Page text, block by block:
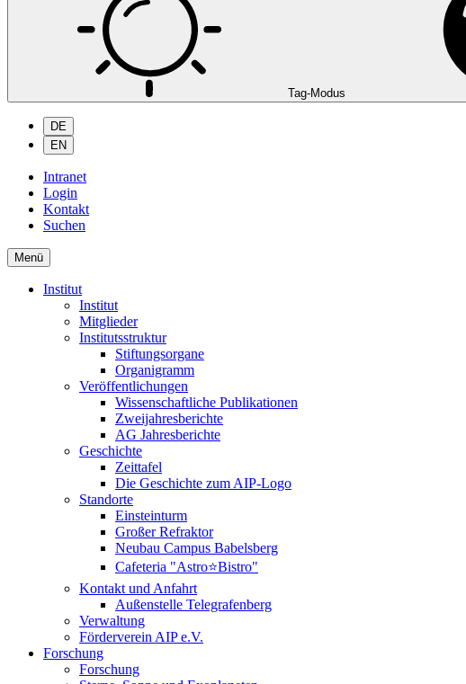
Tag-Modus
DE
EN
Intranet
Login
Kontakt
Suchen
Menü
Institut
Institut
Mitglieder
Institutsstruktur
Stiftungsorgane
Organigramm
Veröffentlichungen
Wissenschaftliche Publikationen
Zweijahresberichte
AG Jahresberichte
Geschichte
Zeittafel
Die Geschichte zum AIP-Logo
Standorte
Einsteinturm
Großer Refraktor
Neubau Campus Babelsberg
Cafeteria "Astro⭐Bistro"
Kontakt und Anfahrt
Außenstelle Telegrafenberg
Verwaltung
Förderverein AIP e.V.
Forschung
Forschung